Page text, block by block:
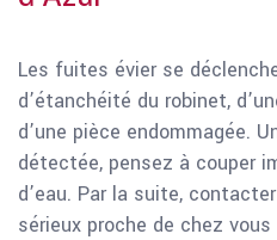
Les fuites évier se
d’étanchéité du robinet,
d’une pièce endommagée.
détectée, pensez à couper
d’eau. Par la suite,
sérieux proche de chez